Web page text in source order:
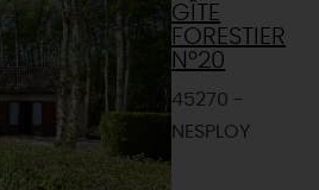
GÎTE
FORESTIER
N°20
45270 -
NESPLOY